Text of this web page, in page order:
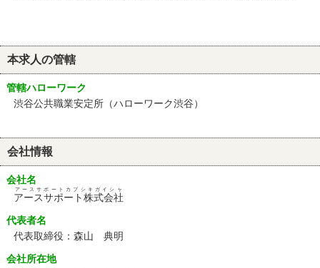
本求人の管轄
管轄ハローワーク
渋谷公共職業安定所（ハローワーク渋谷）
会社情報
会社名
アースサポート株式会社
アースサポートカブシキガイシャ
代表者名
代表取締役：森山 典明
会社所在地